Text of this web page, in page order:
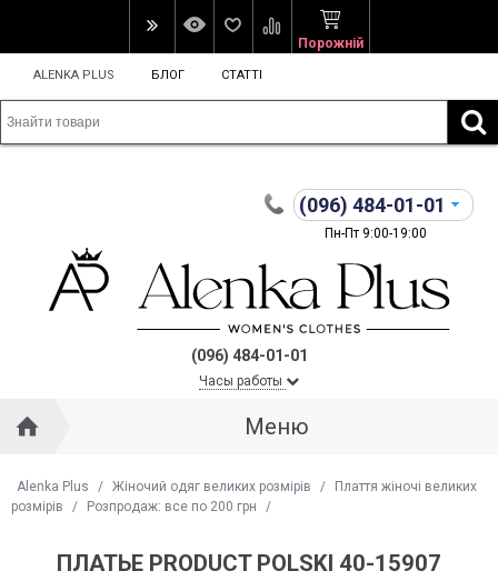
Порожній
ALENKA PLUS БЛОГ СТАТТІ
(096) 484-01-01
Пн-Пт 9:00-19:00
(096) 484-01-01
Часы работы
Меню
Alenka Plus / Жіночий одяг великих розмірів /
Плаття жіночі великих
розмірів
/ Розпродаж: все по 200 грн /
ПЛАТЬЕ PRODUCT POLSKI 40-15907